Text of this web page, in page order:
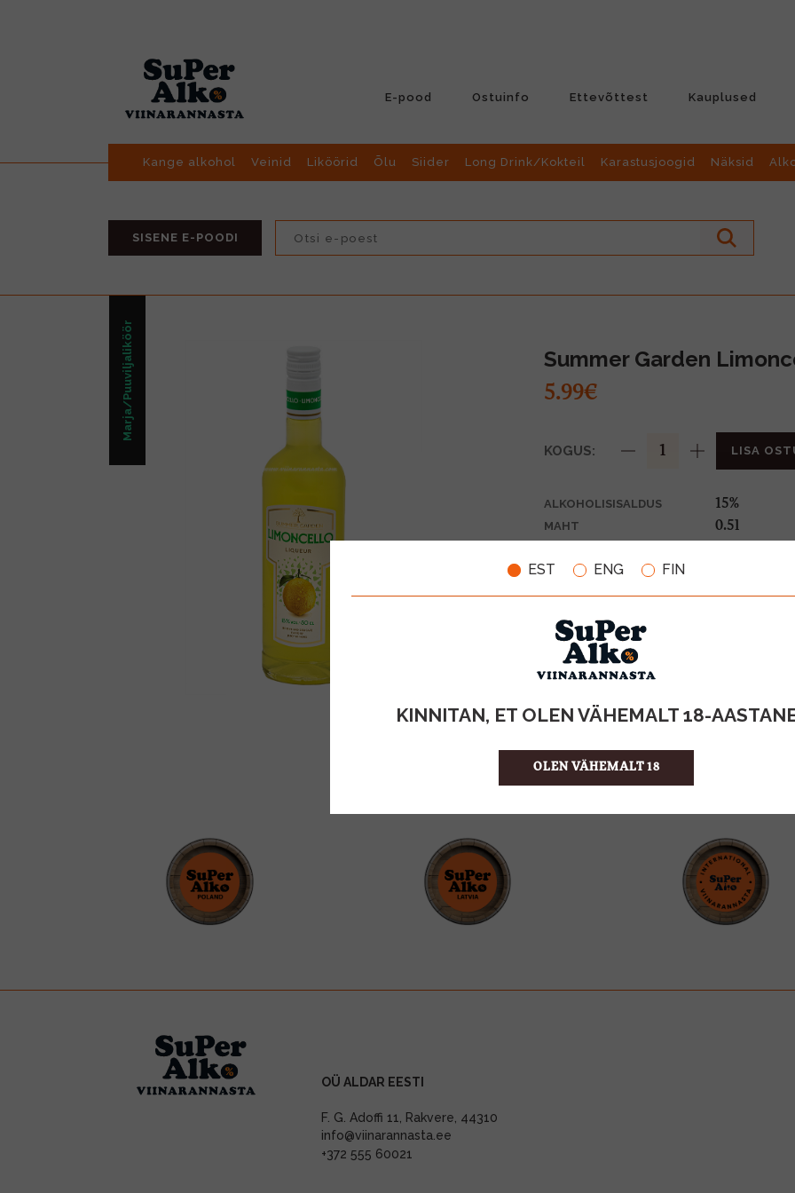
EST ENG FIN
KINNITAN, ET OLEN VÄHEMALT 18-
OLEN VÄHEMALT 18
E-pood Ostuinfo Ettevõttest Kauplused
Kange alkohol Veinid Liköörid Õlu Siider Long Drink/Kokteil Karastusjoogid Näksid
SISENE E-POODI
Marja/Puuviljaliköör Summer Garden
5.99€
KOGUS: LISA
ALKOHOLISISALDUS 15%
MAHT 0.5l
TOOTE LIIK
ÜHIKU HIND
KOGUS KASTIS
OÜ ALDAR EESTI
F. G. Adoffi 11, Rakvere, 44310
info@viinarannasta.ee
+372 555 60021